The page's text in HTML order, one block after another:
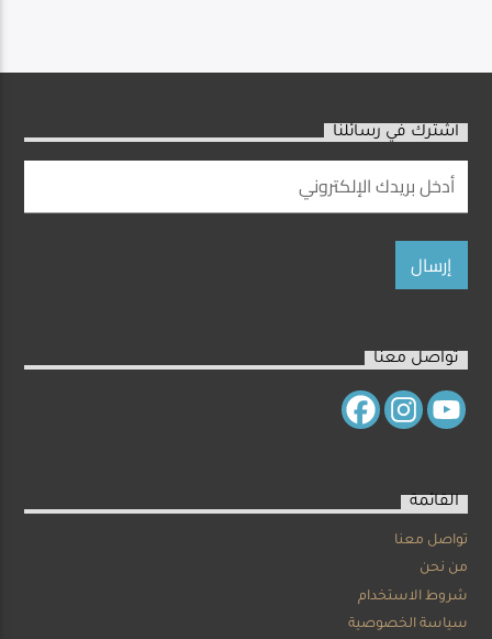
اشترك في رسائلنا
تواصل معنا
القائمة
تواصل معنا
من نحن
شروط الاستخدام
سياسة الخصوصية